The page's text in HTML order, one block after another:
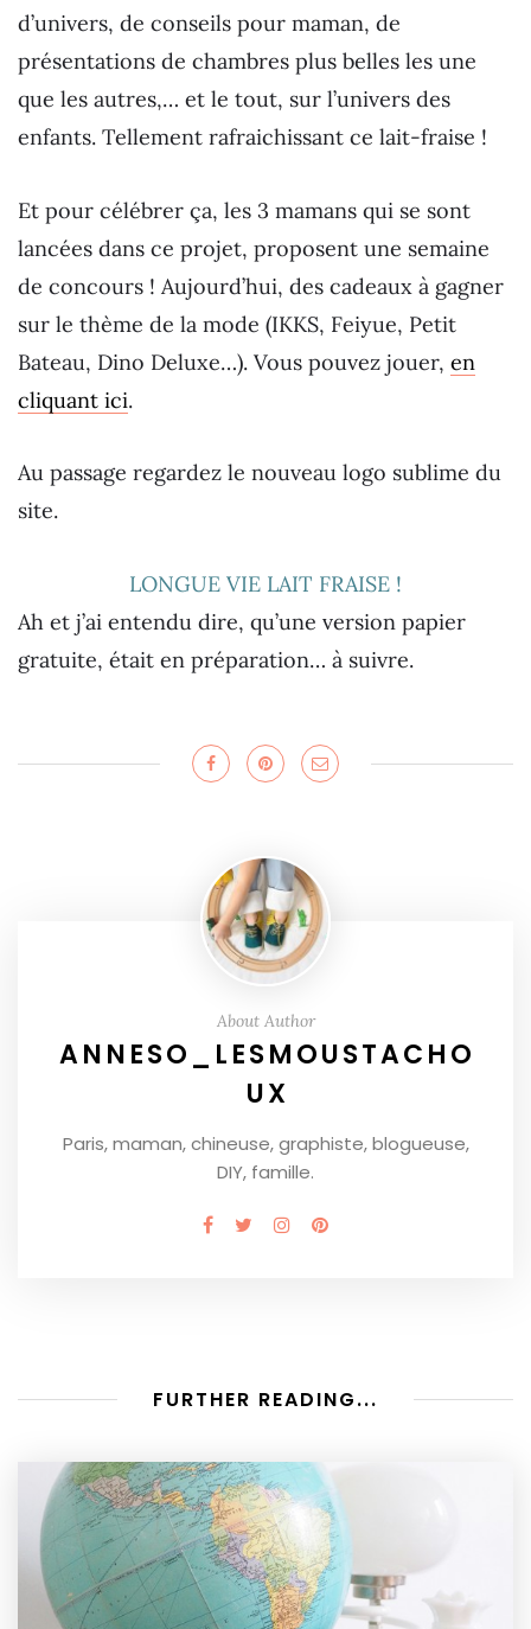
d’univers, de conseils pour maman, de
présentations de chambres plus belles les une
que les autres,… et le tout, sur l’univers des
enfants. Tellement rafraichissant ce lait-fraise !
Et pour célébrer ça, les 3 mamans qui se sont
lancées dans ce projet, proposent une semaine
de concours ! Aujourd’hui, des cadeaux à gagner
sur le thème de la mode (IKKS, Feiyue, Petit
Bateau, Dino Deluxe…). Vous pouvez jouer, en
cliquant ici.
Au passage regardez le nouveau logo sublime du
site.
LONGUE VIE LAIT FRAISE !
Ah et j’ai entendu dire, qu’une version papier
gratuite, était en préparation… à suivre.
About Author
ANNESO_LESMOUSTACHO
UX
Paris, maman, chineuse, graphiste, blogueuse,
DIY, famille.
FURTHER READING...